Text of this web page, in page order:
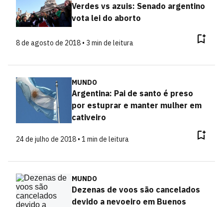
Verdes vs azuis: Senado argentino
vota lei do aborto
8 de agosto de 2018 • 3 min de leitura
MUNDO
Argentina: Pai de santo é preso
por estuprar e manter mulher em
cativeiro
24 de julho de 2018 • 1 min de leitura
MUNDO
Dezenas de voos são cancelados
devido a nevoeiro em Buenos